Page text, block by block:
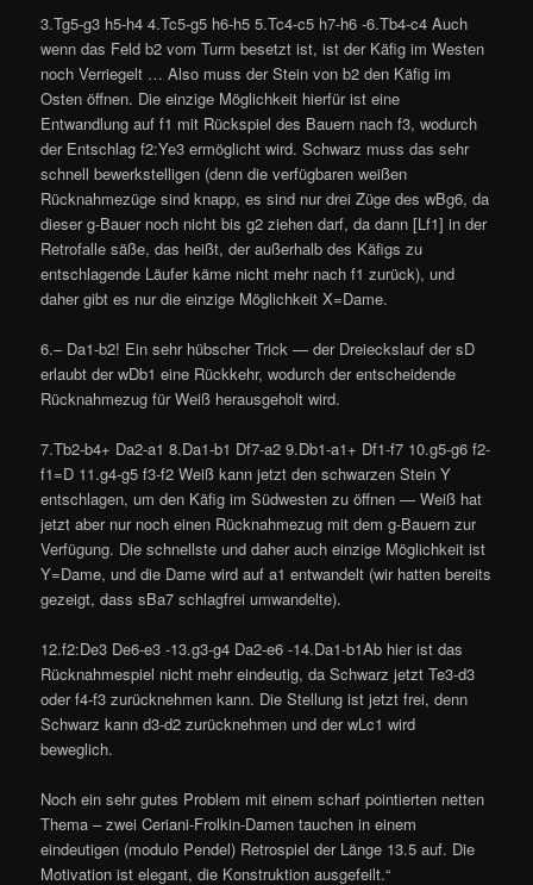
3.Tg5-g3 h5-h4 4.Tc5-g5 h6-h5 5.Tc4-c5 h7-h6 -6.Tb4-c4 Auch
wenn das Feld b2 vom Turm besetzt ist, ist der Käfig im Westen
noch Verriegelt … Also muss der Stein von b2 den Käfig im
Osten öffnen. Die einzige Möglichkeit hierfür ist eine
Entwandlung auf f1 mit Rückspiel des Bauern nach f3, wodurch
der Entschlag f2:Ye3 ermöglicht wird. Schwarz muss das sehr
schnell bewerkstelligen (denn die verfügbaren weißen
Rücknahmezüge sind knapp, es sind nur drei Züge des wBg6, da
dieser g-Bauer noch nicht bis g2 ziehen darf, da dann [Lf1] in der
Retrofalle säße, das heißt, der außerhalb des Käfigs zu
entschlagende Läufer käme nicht mehr nach f1 zurück), und
daher gibt es nur die einzige Möglichkeit X=Dame.
6.– Da1-b2! Ein sehr hübscher Trick — der Dreieckslauf der sD
erlaubt der wDb1 eine Rückkehr, wodurch der entscheidende
Rücknahmezug für Weiß herausgeholt wird.
7.Tb2-b4+ Da2-a1 8.Da1-b1 Df7-a2 9.Db1-a1+ Df1-f7 10.g5-g6 f2-
f1=D 11.g4-g5 f3-f2 Weiß kann jetzt den schwarzen Stein Y
entschlagen, um den Käfig im Südwesten zu öffnen — Weiß hat
jetzt aber nur noch einen Rücknahmezug mit dem g-Bauern zur
Verfügung. Die schnellste und daher auch einzige Möglichkeit ist
Y=Dame, und die Dame wird auf a1 entwandelt (wir hatten bereits
gezeigt, dass sBa7 schlagfrei umwandelte).
12.f2:De3 De6-e3 -13.g3-g4 Da2-e6 -14.Da1-b1Ab hier ist das
Rücknahmespiel nicht mehr eindeutig, da Schwarz jetzt Te3-d3
oder f4-f3 zurücknehmen kann. Die Stellung ist jetzt frei, denn
Schwarz kann d3-d2 zurücknehmen und der wLc1 wird
beweglich.
Noch ein sehr gutes Problem mit einem scharf pointierten netten
Thema – zwei Ceriani-Frolkin-Damen tauchen in einem
eindeutigen (modulo Pendel) Retrospiel der Länge 13.5 auf. Die
Motivation ist elegant, die Konstruktion ausgefeilt.“